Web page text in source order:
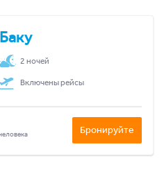
Баку
2 ночей
Включены рейсы
Бронируйте